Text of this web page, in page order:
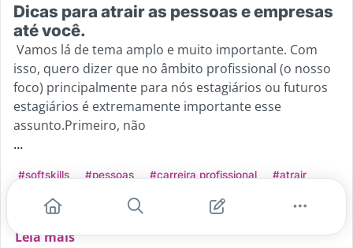
Dicas para atrair as pessoas e empresas
até você.
Vamos lá de tema amplo e muito importante. Com
isso, quero dizer que no âmbito profissional (o nosso
foco) principalmente para nós estagiários ou futuros
estagiários é extremamente importante esse
assunto.Primeiro, não
...
#softskills #pessoas #carreira profissional
#atrair
#qualidades
Leia mais